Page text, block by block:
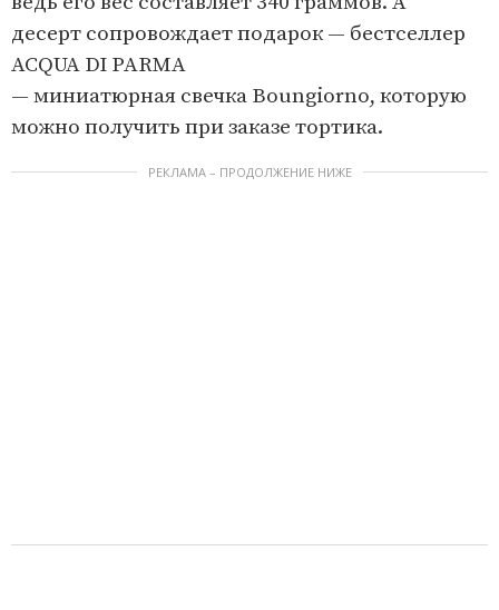
десерт сопровождает подарок — бестселлер
ACQUA DI PARMA
— миниатюрная свечка Boungiorno, которую
можно получить при заказе тортика.
РЕКЛАМА – ПРОДОЛЖЕНИЕ НИЖЕ